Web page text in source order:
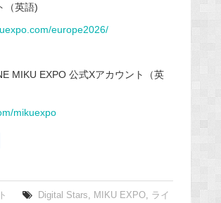
（英語)
europe2026/
MIKU EXPO 公式Xアカウント（英
mikuexpo
e
Digital Stars, MIKU EXPO, ライ